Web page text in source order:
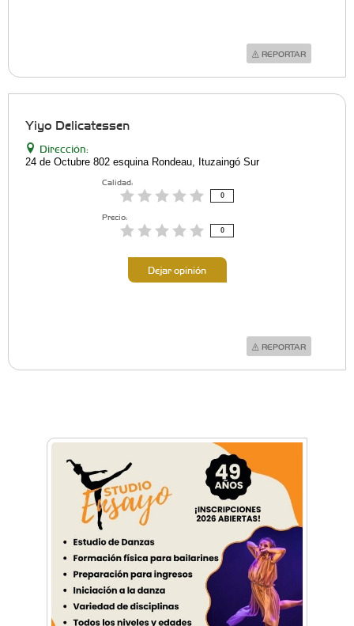
REPORTAR
Yiyo Delicatessen
Dirección:
24 de Octubre 802 esquina Rondeau, Ituzaingó Sur
Calidad:
0
Precio:
0
Dejar opinión
REPORTAR